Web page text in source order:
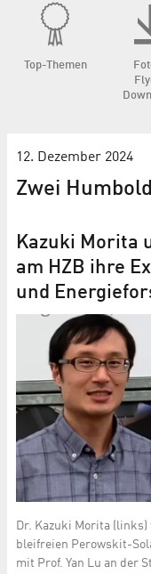
Top-Themen
12. Dezember 2024
Zwei
Kazuki Morita
am HZB ihre
und
Dr. Kazuki Morita (links)
bleifreien Perowskit-
mit Prof. Yan Lu an der